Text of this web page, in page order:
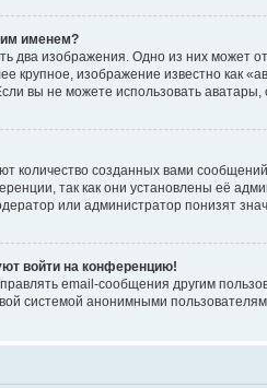
именем?
два изображения. Одно из них может
крупное, изображение известно как
вы не можете использовать
количество созданных вами
так как они установлены её
или администратор понизят
войти на конференцию!
email-сообщения другим
системой анонимными